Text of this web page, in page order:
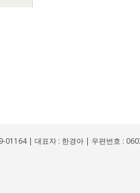
01164 | 대표자 : 한경아 | 우편번호 :